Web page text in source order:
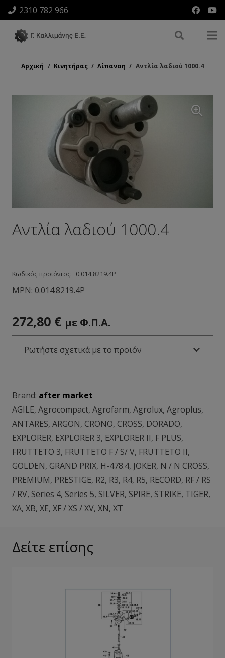
2310 782 966
Αρχική / Κινητήρας / Λίπανση / Αντλία λαδιού 1000.4
Αντλία λαδιού 1000.4
Κωδικός προϊόντος: 0.014.8219.4Ρ
MPN: 0.014.8219.4Ρ
272,80 € με Φ.Π.Α.
Ρωτήστε σχετικά με το προϊόν
Brand: after market
AGILE, Agrocompact, Agrofarm, Agrolux, Agroplus,
ANTARES, ARGON, CRONO, CROSS, DORADO,
EXPLORER, EXPLORER 3, EXPLORER II, F PLUS,
FRUTTETO 3, FRUTTETO F / S/ V, FRUTTETO II,
GOLDEN, GRAND PRIX, H-478.4, JOKER, N / N CROSS,
PREMIUM, PRESTIGE, R2, R3, R4, R5, RECORD, RF / RS
/ RV, Series 4, Series 5, SILVER, SPIRE, STRIKE, TIGER,
XA, XB, XE, XF / XS / XV, XN, XT
Δείτε επίσης